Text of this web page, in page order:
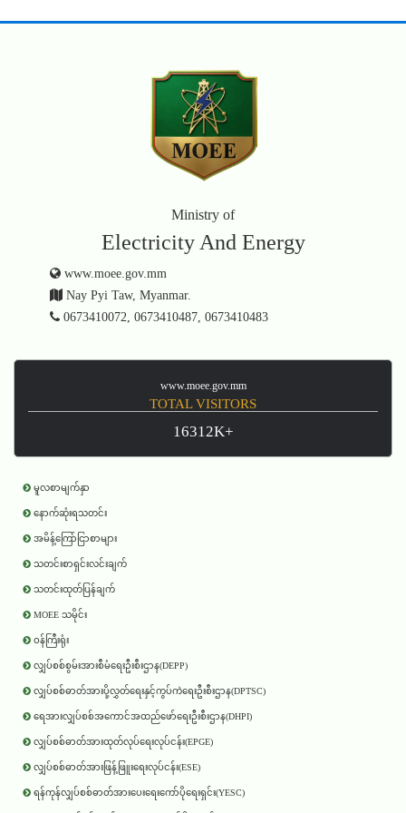
Ministry of
Electricity And Energy
www.moee.gov.mm
Nay Pyi Taw, Myanmar.
0673410072, 0673410487, 0673410483
www.moee.gov.mm
TOTAL VISITORS
16312K+
မူလစာမျက်နှာ
နောက်ဆုံးရသတင်း
အမိန့်ကြော်ငြာစာများ
သတင်းစာရှင်းလင်းချက်
သတင်းထုတ်ပြန်ချက်
MOEE သမိုင်း
ဝန်ကြီးရုံး
လျှပ်စစ်စွမ်းအားစီမံရေးဦးစီးဌာန(DEPP)
လျှပ်စစ်ဓာတ်အားပို့လွှတ်ရေးနှင့်ကွပ်ကဲရေးဦးစီးဌာန(DPTSC)
ရေအားလျှပ်စစ်အကောင်အထည်ဖော်ရေးဦးစီးဌာန(DHPI)
လျှပ်စစ်ဓာတ်အားထုတ်လုပ်ရေးလုပ်ငန်း(EPGE)
လျှပ်စစ်ဓာတ်အားဖြန့်ဖြူးရေးလုပ်ငန်း(ESE)
ရန်ကုန်လျှပ်စစ်ဓာတ်အားပေးရေးကော်ပိုရေးရှင်း(YESC)